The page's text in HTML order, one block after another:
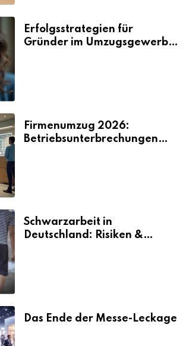
Erfolgsstrategien für
Gründer im Umzugsgewerbe
Firmenumzug 2026:
Betriebsunterbrechungen
Schwarzarbeit in
Deutschland: Risiken &
Das Ende der Messe-Leckage